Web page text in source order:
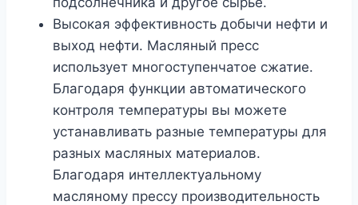
Высокая эффективность добычи нефти и
выход нефти. Масляный пресс
использует многоступенчатое сжатие.
Благодаря функции автоматического
контроля температуры вы можете
устанавливать разные температуры для
разных масляных материалов.
Благодаря интеллектуальному
масляному прессу производительность